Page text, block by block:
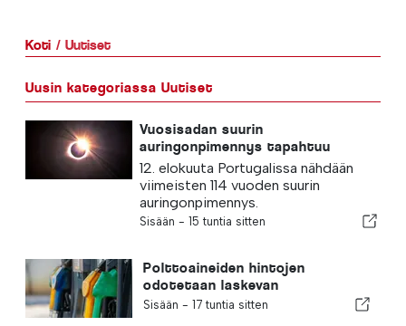
Koti Uutiset
Uusin kategoriassa Uutiset
Vuosisadan suurin
auringonpimennys tapahtuu
Portugalissa
12. elokuuta Portugalissa nähdään
viimeisten 114 vuoden suurin
auringonpimennys.
Sisään - 15 tuntia sitten
Polttoaineiden hintojen
odotetaan laskevan
huomattavasti
Sisään - 17 tuntia sitten